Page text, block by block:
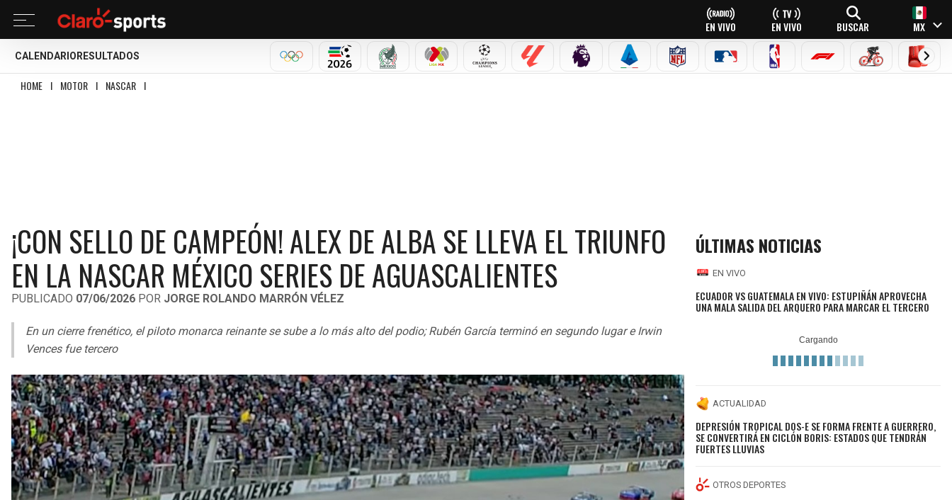
EN VIVO EN VIVO BUSCAR MX
CALENDARIO RESULTADOS
OLÍMPICOSMUNDIAL 2026SELECCIÓN MEXICANA
LIGA MX CHAMPIONS LEAGUE
LALIGA PREMIER LEAGUE
SERIE A NFL MLB NBA FÓRMULA 1CICLISMOBOXEO
HOME I MOTOR I NASCAR I
¡CON SELLO DE CAMPEÓN! ALEX DE ALBA SE LLEVA EL TRIUNFO
EN LA NASCAR MÉXICO SERIES DE AGUASCALIENTES
PUBLICADO 07/06/2026 POR JORGE ROLANDO MARRÓN VÉLEZ
En un cierre frenético, el piloto monarca reinante se sube a lo más alto del podio; Rubén García terminó en segundo lugar e Irwin
Vences fue tercero
ÚLTIMAS NOTICIAS
EN VIVO
ECUADOR VS GUATEMALA EN VIVO: ESTUPIÑÁN APROVECHA
UNA MALA SALIDA DEL ARQUERO PARA MARCAR EL TERCERO
ACTUALIDAD
DEPRESIÓN TROPICAL DOS-E SE FORMA FRENTE A GUERRERO,
SE CONVERTIRÁ EN CICLÓN BORIS: ESTADOS QUE TENDRÁN
FUERTES LLUVIAS
OTROS DEPORTES